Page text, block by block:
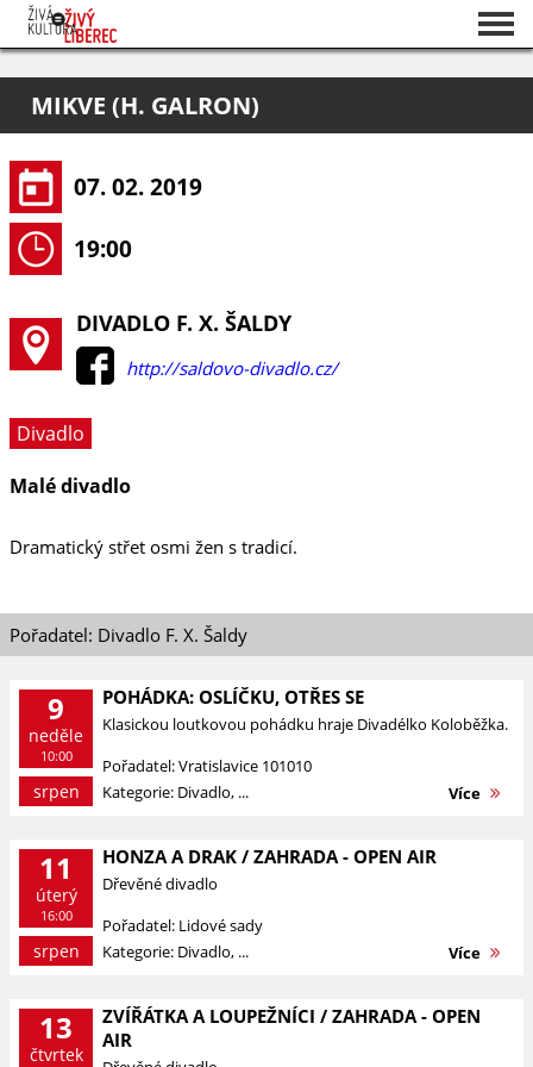
O projektu
Pořadatelé
MIKVE (H. GALRON)
07. 02. 2019
19:00
DIVADLO F. X. ŠALDY
http://saldovo-divadlo.cz/
Divadlo
Malé divadlo
Dramatický střet osmi žen s tradicí.
Pořadatel: Divadlo F. X. Šaldy
9
neděle
10:00
srpen
POHÁDKA: OSLÍČKU, OTŘES SE
Klasickou loutkovou pohádku hraje Divadélko Koloběžka.
Pořadatel: Vratislavice 101010
Kategorie: Divadlo, ...
Více
11
úterý
16:00
srpen
HONZA A DRAK / ZAHRADA - OPEN AIR
Dřevěné divadlo
Pořadatel: Lidové sady
Kategorie: Divadlo, ...
Více
13
čtvrtek
ZVÍŘÁTKA A LOUPEŽNÍCI / ZAHRADA - OPEN
AIR